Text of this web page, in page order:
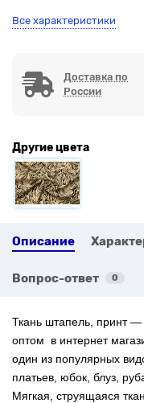
Все характеристики
Доставка по
России
Другие цвета
Описание
Вопрос-ответ 0
Ткань штапель, принт
оптом в интернет
один из популярных
платьев, юбок, блуз,
Мягкая, струящаяся